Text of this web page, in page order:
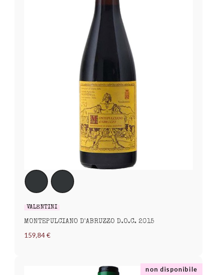
VALENTINI
MONTEPULCIANO D'ABRUZZO D.O.C. 2015
159,84 €
non disponibile